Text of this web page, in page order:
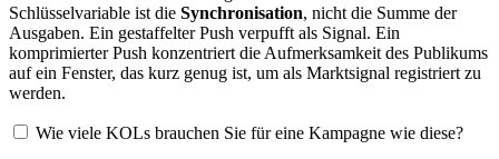
Schlüsselvariable ist die Synchronisation, nicht die Summe der
Ausgaben. Ein gestaffelter Push verpufft als Signal. Ein
komprimierter Push konzentriert die Aufmerksamkeit des Publikums
auf ein Fenster, das kurz genug ist, um als Marktsignal registriert zu
werden.
Wie viele KOLs brauchen Sie für eine Kampagne wie diese?